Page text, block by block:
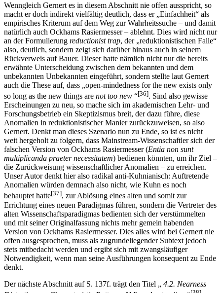
Wenngleich Gernert es in diesem Abschnitt nie offen ausspricht, so
macht er doch indirekt vielfältig deutlich, dass er „Einfachheit“ als
empirisches Kriterum auf dem Weg zur Wahrheitssuche – und damit
natürlich auch Ockhams Rasiermesser – ablehnt. Dies wird nicht nur
an der Formulierung reductionist trap, der „reduktionistischen Falle“
also, deutlich, sondern zeigt sich darüber hinaus auch in seinem
Rückverweis auf Bauer. Dieser hatte nämlich nicht nur die bereits
erwähnte Unterscheidung zwischen dem bekannten und dem
unbekannten Unbekannten eingeführt, sondern stellte laut Gernert
auch die These auf, dass „open-mindedness for the new exists only
so long as the new things are not too new “[36]. Sind also gewisse
Erscheinungen zu neu, so mache sich im akademischen Lehr- und
Forschungsbetrieb ein Skeptizismus breit, der dazu führe, diese
Anomalien in reduktionistischer Manier zurückzuweisen, so also
Gernert. Denkt man dieses Szenario nun zu Ende, so ist es nicht
weit hergeholt zu folgern, dass Mainstream-Wissenschaftler sich der
falschen Version von Ockhams Rasiermesser (Entia non sunt
multiplicanda praeter necessitatem) bedienen könnten, um ihr Ziel –
die Zurückweisung wissenschaftlicher Anomalien – zu erreichen.
Unser Autor denkt hier also radikal anti-Kuhnianisch: Auftretende
Anomalien würden demnach also nicht, wie Kuhn es noch
behauptet hatte[37], zur Ablösung eines alten und somit zur
Errichtung eines neuen Paradigmas führen, sondern die Vertreter des
alten Wissenschaftsparadigmas bedienten sich der verstümmelten
und mit seiner Originalfassung nichts mehr gemein habenden
Version von Ockhams Rasiermesser. Dies alles wird bei Gernert nie
offen ausgesprochen, muss als zugrundeliegender Subtext jedoch
stets mitbedacht werden und ergibt sich mit zwangsläufiger
Notwendigkeit, wenn man seine Ausführungen konsequent zu Ende
denkt.
Der nächste Abschnitt auf S. 137f. trägt den Titel „ 4.2. Nearness